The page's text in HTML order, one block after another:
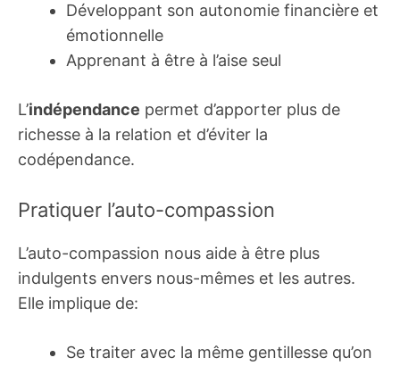
Développant son autonomie financière et
émotionnelle
Apprenant à être à l’aise seul
L’indépendance permet d’apporter plus de
richesse à la relation et d’éviter la
codépendance.
Pratiquer l’auto-compassion
L’auto-compassion nous aide à être plus
indulgents envers nous-mêmes et les autres.
Elle implique de:
Se traiter avec la même gentillesse qu’on